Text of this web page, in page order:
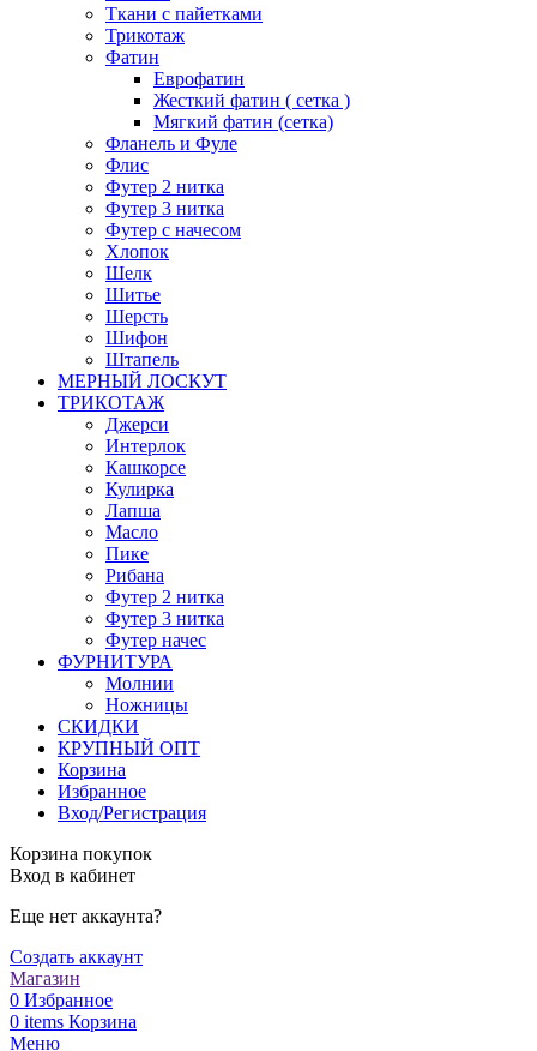
Ткани с пайетками
Трикотаж
Фатин
Еврофатин
Жесткий фатин ( сетка )
Мягкий фатин (сетка)
Фланель и Фуле
Флис
Футер 2 нитка
Футер 3 нитка
Футер с начесом
Хлопок
Шелк
Шитье
Шерсть
Шифон
Штапель
МЕРНЫЙ ЛОСКУТ
ТРИКОТАЖ
Джерси
Интерлок
Кашкорсе
Кулирка
Лапша
Масло
Пике
Рибана
Футер 2 нитка
Футер 3 нитка
Футер начес
ФУРНИТУРА
Молнии
Ножницы
СКИДКИ
КРУПНЫЙ ОПТ
Корзина
Избранное
Вход/Регистрация
Корзина покупок
Вход в кабинет
Еще нет аккаунта?
Создать аккаунт
Магазин
0 Избранное
0 items Корзина
Меню